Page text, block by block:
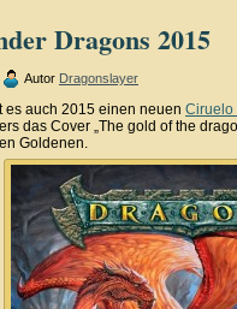
Dragons 2015
Autor Dragonslayer
es auch 2015 einen neuen Ciruelo
das Cover „The gold of the
Goldenen.